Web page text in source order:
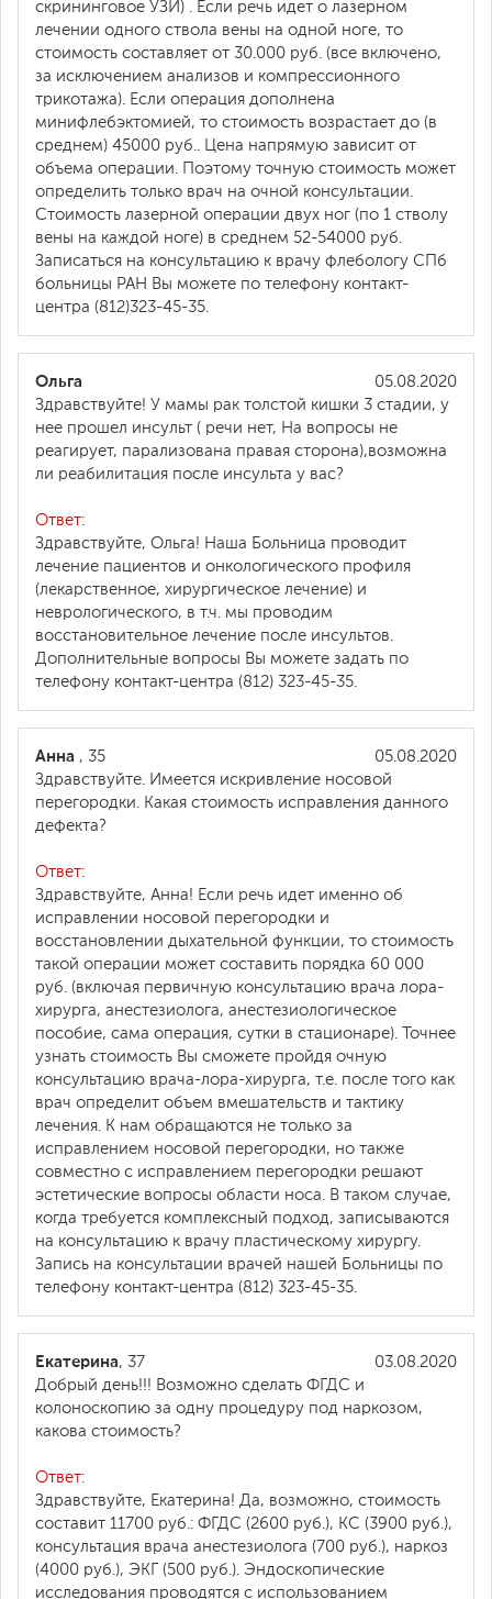
скрининговое УЗИ) . Если речь идет о лазерном
лечении одного ствола вены на одной ноге, то
стоимость составляет от 30.000 руб. (все включено,
за исключением анализов и компрессионного
трикотажа). Если операция дополнена
минифлебэктомией, то стоимость возрастает до (в
среднем) 45000 руб.. Цена напрямую зависит от
объема операции. Поэтому точную стоимость может
определить только врач на очной консультации.
Стоимость лазерной операции двух ног (по 1 стволу
вены на каждой ноге) в среднем 52-54000 руб.
Записаться на консультацию к врачу флебологу СПб
больницы РАН Вы можете по телефону контакт-
центра (812)323-45-35.
05.08.2020
Ольга
Здравствуйте! У мамы рак толстой кишки 3 стадии, у
нее прошел инсульт ( речи нет, На вопросы не
реагирует, парализована правая сторона),возможна
ли реабилитация после инсульта у вас?
Ответ:
Здравствуйте, Ольга! Наша Больница проводит
лечение пациентов и онкологического профиля
(лекарственное, хирургическое лечение) и
неврологического, в т.ч. мы проводим
восстановительное лечение после инсультов.
Дополнительные вопросы Вы можете задать по
телефону контакт-центра (812) 323-45-35.
05.08.2020
Анна , 35
Здравствуйте. Имеется искривление носовой
перегородки. Какая стоимость исправления данного
дефекта?
Ответ:
Здравствуйте, Анна! Если речь идет именно об
исправлении носовой перегородки и
восстановлении дыхательной функции, то стоимость
такой операции может составить порядка 60 000
руб. (включая первичную консультацию врача лора-
хирурга, анестезиолога, анестезиологическое
пособие, сама операция, сутки в стационаре). Точнее
узнать стоимость Вы сможете пройдя очную
консультацию врача-лора-хирурга, т.е. после того как
врач определит объем вмешательств и тактику
лечения. К нам обращаются не только за
исправлением носовой перегородки, но также
совместно с исправлением перегородки решают
эстетические вопросы области носа. В таком случае,
когда требуется комплексный подход, записываются
на консультацию к врачу пластическому хирургу.
Запись на консультации врачей нашей Больницы по
телефону контакт-центра (812) 323-45-35.
03.08.2020
Екатерина, 37
Добрый день!!! Возможно сделать ФГДС и
колоноскопию за одну процедуру под наркозом,
какова стоимость?
Ответ:
Здравствуйте, Екатерина! Да, возможно, стоимость
составит 11700 руб.: ФГДС (2600 руб.), КС (3900 руб.),
консультация врача анестезиолога (700 руб.), наркоз
(4000 руб.), ЭКГ (500 руб.). Эндоскопические
исследования проводятся с использованием